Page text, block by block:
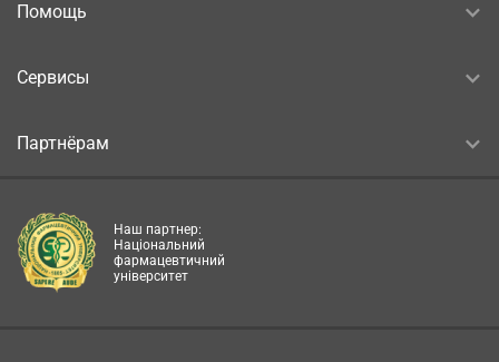
Помощь
Сервисы
Партнёрам
Наш партнер:
Національний
фармацевтичний
університет